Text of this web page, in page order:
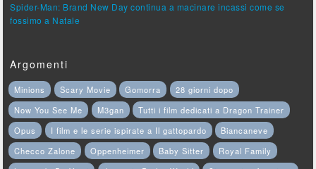
Spider-Man: Brand New Day continua a macinare incassi come se
fossimo a Natale
Argomenti
Minions Scary Movie Gomorra
28 giorni dopo
Now You See Me
M3gan
Tutti i film dedicati a Dragon Trainer
Opus
I film e le serie ispirate a Il gattopardo
Biancaneve
Checco Zalone
Oppenheimer Baby Sitter
Royal Family